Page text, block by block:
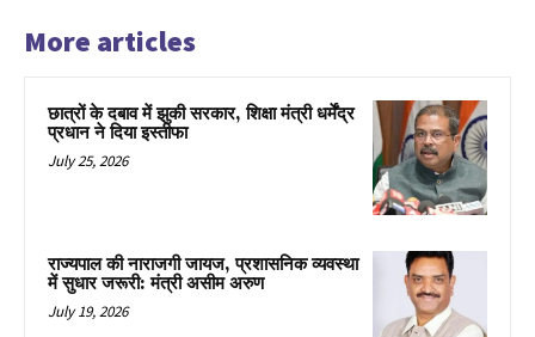
More articles
छात्रों के दबाव में झुकी सरकार, शिक्षा मंत्री धर्मेंद्र
प्रधान ने दिया इस्तीफा
July 25, 2026
राज्यपाल की नाराजगी जायज, प्रशासनिक व्यवस्था
में सुधार जरूरी: मंत्री असीम अरुण
July 19, 2026